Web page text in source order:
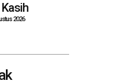
2026